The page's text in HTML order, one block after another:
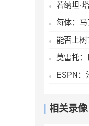
相关录像